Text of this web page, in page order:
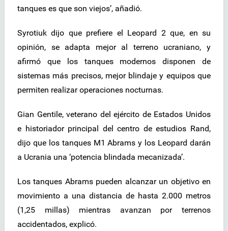
tanques es que son viejos’, añadió.
Syrotiuk dijo que prefiere el Leopard 2 que, en su
opinión, se adapta mejor al terreno ucraniano, y
afirmó que los tanques modernos disponen de
sistemas más precisos, mejor blindaje y equipos que
permiten realizar operaciones nocturnas.
Gian Gentile, veterano del ejército de Estados Unidos
e historiador principal del centro de estudios Rand,
dijo que los tanques M1 Abrams y los Leopard darán
a Ucrania una ‘potencia blindada mecanizada’.
Los tanques Abrams pueden alcanzar un objetivo en
movimiento a una distancia de hasta 2.000 metros
(1,25 millas) mientras avanzan por terrenos
accidentados, explicó.